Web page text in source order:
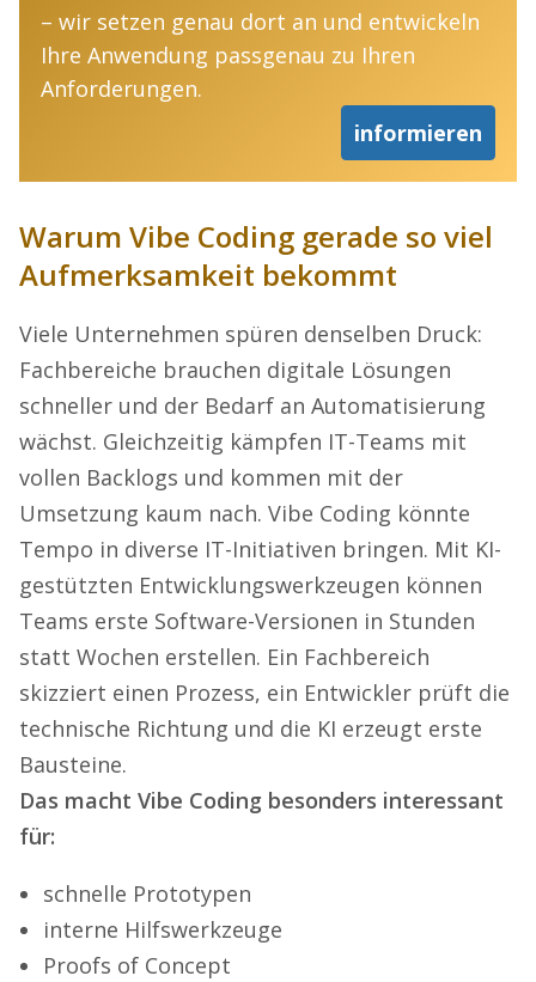
– wir setzen genau dort an und entwickeln
Ihre Anwendung passgenau zu Ihren
Anforderungen.
informieren
Warum Vibe Coding gerade so viel
Aufmerksamkeit bekommt
Viele Unternehmen spüren denselben Druck:
Fachbereiche brauchen digitale Lösungen
schneller und der Bedarf an Automatisierung
wächst. Gleichzeitig kämpfen IT-Teams mit
vollen Backlogs und kommen mit der
Umsetzung kaum nach. Vibe Coding könnte
Tempo in diverse IT-Initiativen bringen. Mit KI-
gestützten Entwicklungswerkzeugen können
Teams erste Software-Versionen in Stunden
statt Wochen erstellen. Ein Fachbereich
skizziert einen Prozess, ein Entwickler prüft die
technische Richtung und die KI erzeugt erste
Bausteine.
Das macht Vibe Coding besonders interessant
für:
schnelle Prototypen
interne Hilfswerkzeuge
Proofs of Concept